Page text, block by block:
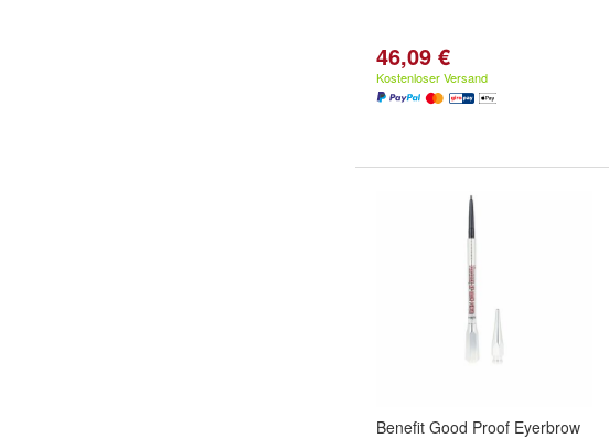
46,09 €
Kostenloser Versand
Benefit Good Proof Eyerbrow